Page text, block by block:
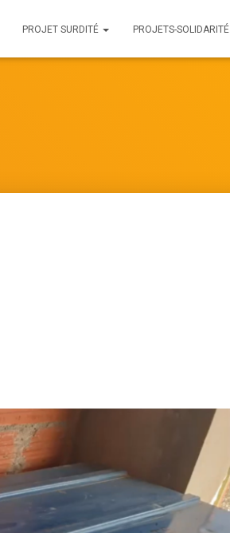
PROJET SURDITÉ PROJETS-SOLIDARITÉ